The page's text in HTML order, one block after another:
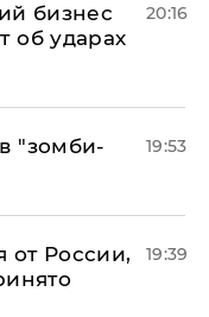
бизнес
об ударах
20:16
"зомби-
19:53
от России,
19:39